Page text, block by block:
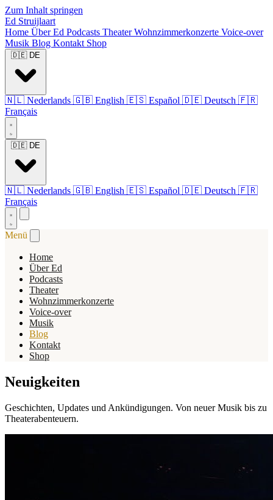
Zum Inhalt springen
Ed Struijlaart
Home Über Ed Podcasts TheaterWohnzimmerkonzerte Voice-over
Musik Blog Kontakt Shop
🇩🇪 DE
🇳🇱 Nederlands 🇬🇧 English 🇪🇸 Español 🇩🇪 Deutsch 🇫🇷
Français
🇩🇪 DE
🇳🇱 Nederlands 🇬🇧 English 🇪🇸 Español 🇩🇪 Deutsch 🇫🇷
Français
Menü
Home
Über Ed
Podcasts
Theater
Wohnzimmerkonzerte
Voice-over
Musik
Blog
Kontakt
Shop
Neuigkeiten
Geschichten, Updates und Ankündigungen. Von neuer Musik bis zu
Theaterabenteuern.